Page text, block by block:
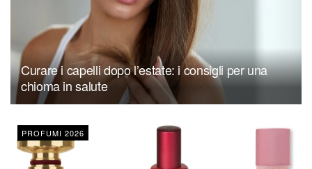
Curare i capelli dopo l’estate: i consigli per una
chioma in salute
PROFUMI 2026